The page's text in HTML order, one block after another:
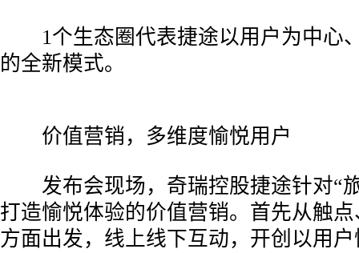
1个生态圈代表捷途以用户为中心
的全新模式。
­ 价值营销，多维度愉悦用户
发布会现场，奇瑞控股捷途针对“
打造愉悦体验的价值营销。首先从触
方面出发，线上线下互动，开创以用